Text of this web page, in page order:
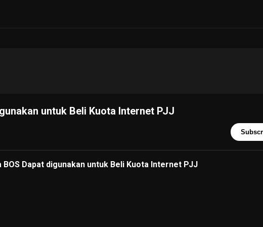
untuk Beli Kuota Internet PJJ
BOS Dapat digunakan untuk Beli Kuota Internet PJJ